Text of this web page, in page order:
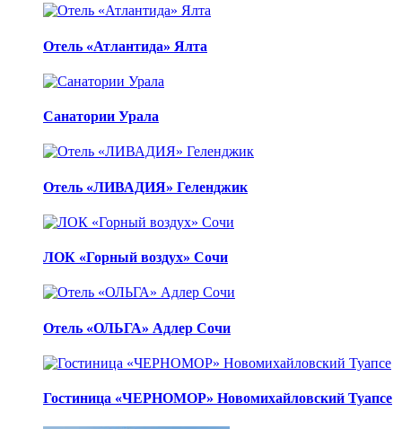
Отель «Атлантида» Ялта
Санатории Урала
Отель «ЛИВАДИЯ» Геленджик
ЛОК «Горный воздух» Сочи
Отель «ОЛЬГА» Адлер Сочи
Гостиница «ЧЕРНОМОР» Новомихайловский Туапсе